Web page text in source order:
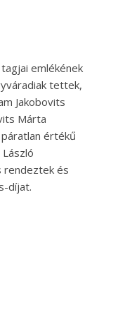
emlékének
tettek,
Jakobovits
Márta
értékű
rendeztek és
díjat.